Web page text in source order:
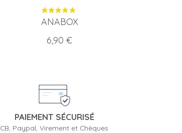
ANABOX
Prix
6,90 €
PAIEMENT SÉCURISÉ
CB, Paypal, Virement et Chèques